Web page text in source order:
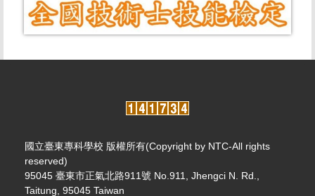
國立臺東專科學校 版權所有(Copyright by NTC-All rights
reserved)
95045 臺東市正氣北路911號 No.911, Jhengci N. Rd.,
Taitung, 95045 Taiwan